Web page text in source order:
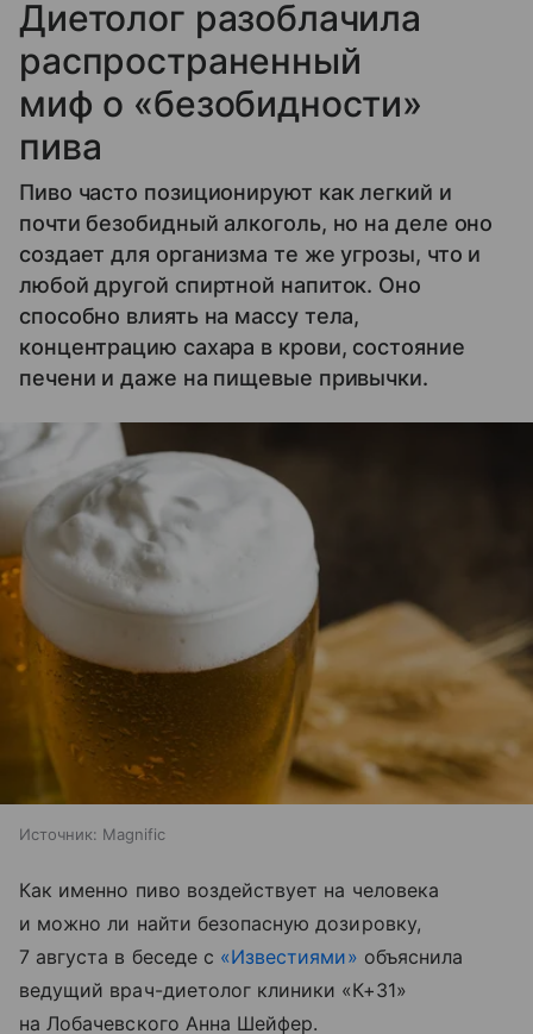
Диетолог разоблачила
распространенный
миф о «безобидности»
пива
Пиво часто позиционируют как легкий и
почти безобидный алкоголь, но на деле оно
создает для организма те же угрозы, что и
любой другой спиртной напиток. Оно
способно влиять на массу тела,
концентрацию сахара в крови, состояние
печени и даже на пищевые привычки.
Источник: Magnific
Как именно пиво воздействует на человека
и можно ли найти безопасную дозировку,
7 августа в беседе с «Известиями» объяснила
ведущий врач-диетолог клиники «К+31»
на Лобачевского Анна Шейфер.